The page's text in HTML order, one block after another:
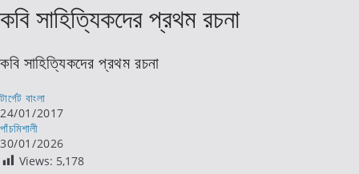
কবি সাহিত্যিকদের প্রথম রচনা
কবি সাহিত্যিকদের প্রথম রচনা
Post
author:
টার্গেট বাংলা
Post
published:
24/01/2017
Post
category:
পাঁচমিশালী
Post
last
30/01/2026
Views: 5,178